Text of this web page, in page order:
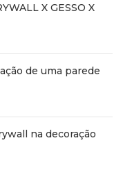
X GESSO X
de uma parede
na decoração